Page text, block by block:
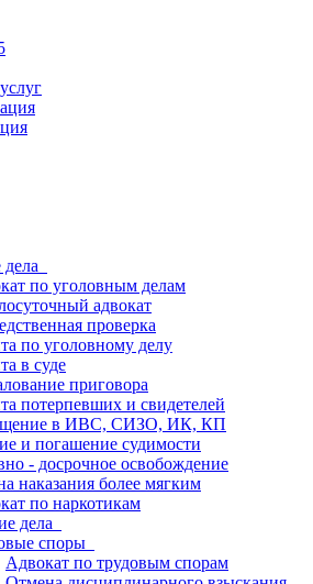
по уголовным делам
адвокат
проверка
по уголовному делу
в суде
приговора
потерпевших и свидетелей
в ИВС, СИЗО, ИК, КП
и погашение судимости
- досрочное освобождение
наказания более мягким
по наркотикам
дела
споры
Адвокат по трудовым спорам